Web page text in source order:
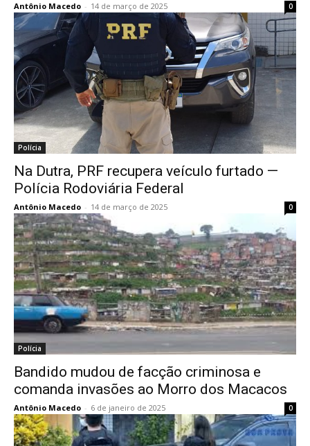
Antônio Macedo - 14 de março de 2025 0
Polícia
Na Dutra, PRF recupera veículo furtado —
Polícia Rodoviária Federal
Antônio Macedo - 14 de março de 2025 0
Polícia
Bandido mudou de facção criminosa e
comanda invasões ao Morro dos Macacos
Antônio Macedo - 6 de janeiro de 2025 0